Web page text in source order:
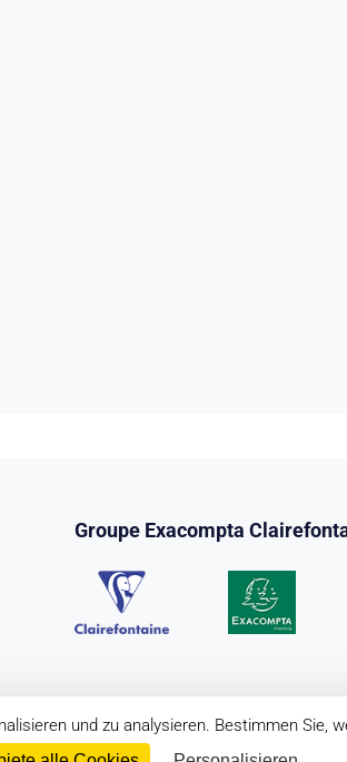
Groupe Exacompta
und zu analysieren. Bestimmen Sie,